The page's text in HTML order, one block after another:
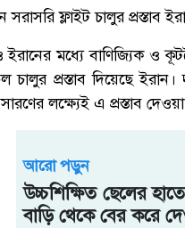
সরাসরি ফ্লাইট চালুর প্রস্তাব
ইরানের মধ্যে বাণিজ্যিক ও
চালুর প্রস্তাব দিয়েছে
লক্ষ্যেই এ প্রস্তাব
আরো পড়ুন
উচ্চশিক্ষিত ছেলের
বাড়ি থেকে বের করে